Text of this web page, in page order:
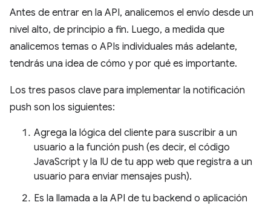
Antes de entrar en la API, analicemos el envío desde un
nivel alto, de principio a fin. Luego, a medida que
analicemos temas o APIs individuales más adelante,
tendrás una idea de cómo y por qué es importante.
Los tres pasos clave para implementar la notificación
push son los siguientes:
Agrega la lógica del cliente para suscribir a un
usuario a la función push (es decir, el código
JavaScript y la IU de tu app web que registra a un
usuario para enviar mensajes push).
Es la llamada a la API de tu backend o aplicación